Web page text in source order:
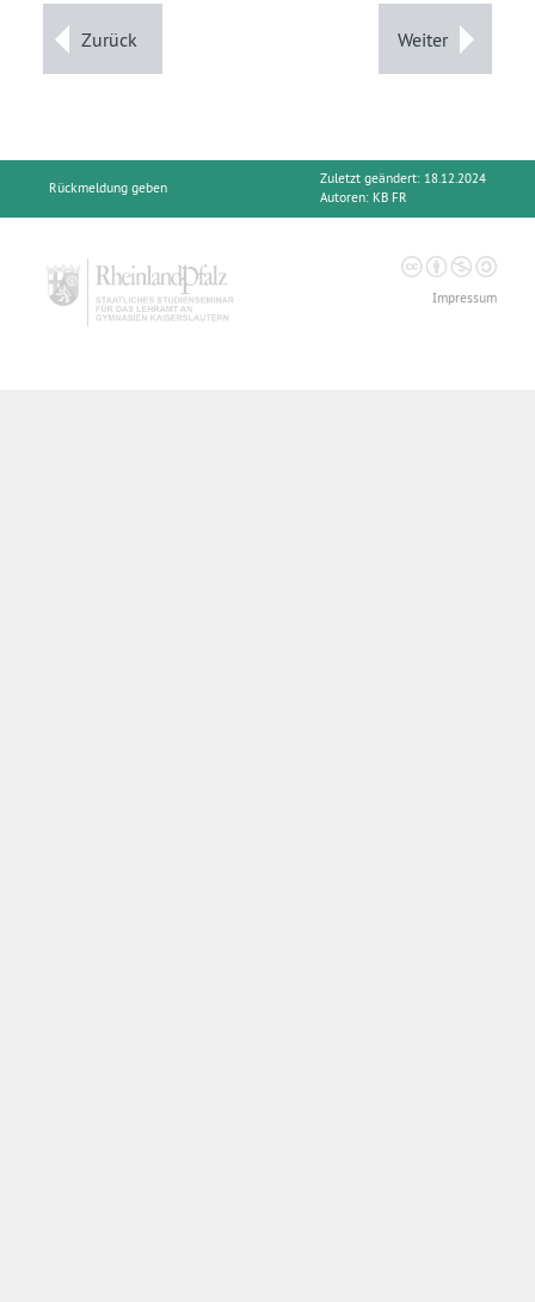
Zurück Weiter
Rückmeldung geben
Zuletzt geändert: 18.12.2024
Autoren: KB FR
Impressum